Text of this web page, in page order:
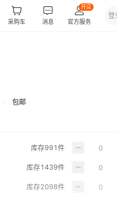
包邮
库存991件
库存1439件
库存2098件